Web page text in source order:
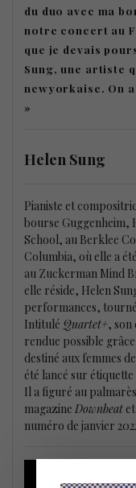
du duo avec ma
notre concert au
que je devais
Sung, une artiste
newyorkaise. On
»
Helen Sung
Pianiste et
bourse Guggenheim,
School, au Berklee
Columbia, où elle a
au Zuckerman Mind
elle réside, Helen
performances,
Intitulé Quartet+, son
rendue possible
destiné aux femmes
été lancé sur
Il a figuré au
magazine Downbeat
numéro de janvier